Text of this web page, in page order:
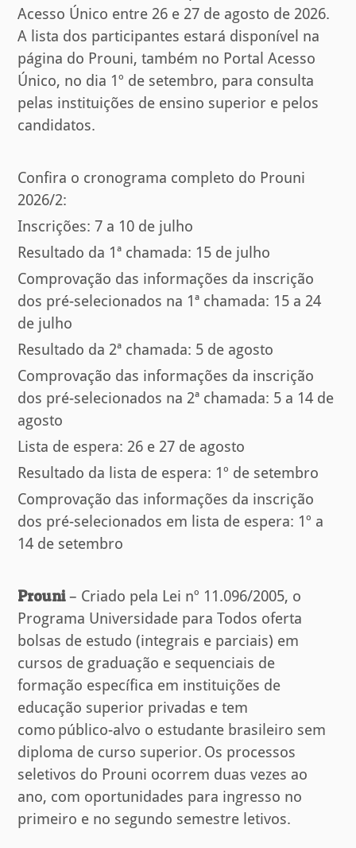
Acesso Único entre 26 e 27 de agosto de 2026.
A lista dos participantes estará disponível na
página do Prouni, também no Portal Acesso
Único, no dia 1º de setembro, para consulta
pelas instituições de ensino superior e pelos
candidatos.
Confira o cronograma completo do Prouni
2026/2:
Inscrições: 7 a 10 de julho
Resultado da 1ª chamada: 15 de julho
Comprovação das informações da inscrição
dos pré-selecionados na 1ª chamada: 15 a 24
de julho
Resultado da 2ª chamada: 5 de agosto
Comprovação das informações da inscrição
dos pré-selecionados na 2ª chamada: 5 a 14 de
agosto
Lista de espera: 26 e 27 de agosto
Resultado da lista de espera: 1º de setembro
Comprovação das informações da inscrição
dos pré-selecionados em lista de espera: 1º a
14 de setembro
Prouni– Criado pela Lei nº 11.096/2005, o
Programa Universidade para Todos oferta
bolsas de estudo (integrais e parciais) em
cursos de graduação e sequenciais de
formação específica em instituições de
educação superior privadas e tem
como público-alvo o estudante brasileiro sem
diploma de curso superior. Os processos
seletivos do Prouni ocorrem duas vezes ao
ano, com oportunidades para ingresso no
primeiro e no segundo semestre letivos.